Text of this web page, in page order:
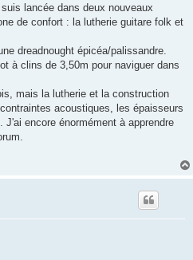
lancée dans deux nouveaux
de confort : la lutherie guitare folk et
dreadnought épicéa/palissandre.
à clins de 3,50m pour naviguer dans
mais la lutherie et la construction
acoustiques, les épaisseurs
encore énormément à apprendre